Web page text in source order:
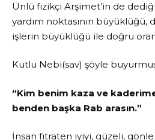
Ünlü fizikçi Arşimet’in de
yardım noktasının büyüklüğü,
işlerin büyüklüğü ile doğru
Kutlu Nebi(sav) şöyle
“Kim benim kaza ve
benden başka Rab arasın.”
İnsan fıtraten iyiyi, güzeli,